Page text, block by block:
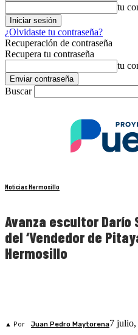
tu
¿Olvidaste tu contraseña?
Recuperación de contraseña
Recupera tu contraseña
tu
Buscar
Noticias Hermosillo
Avanza escultor
del ‘Vendedor de
Hermosillo
▲ Por Juan Pedro Maytorena7 julio,